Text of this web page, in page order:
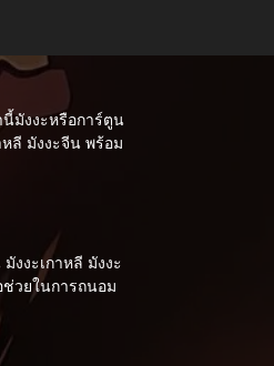
มังงะหรือการ์ตูน
ลี มังงะจีน พร้อม
งะเกาหลี มังงะ
วยในการถนอม